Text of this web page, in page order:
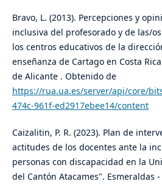
Bravo, L. (2013). Percepciones y
inclusiva del profesorado y de las/
los centros educativos de la
enseñanza de Cartago en Costa
de Alicante . Obtenido de
https://rua.ua.es/server/api/core/
474c-961f-ed2917ebee14/content
Caizalitin, P. R. (2023). Plan de
actitudes de los docentes ante la
personas con discapacidad en la
del Cantón Atacames". Esmeraldas